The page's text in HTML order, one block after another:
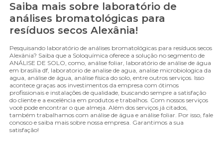
Saiba mais sobre laboratório de
análises bromatológicas para
resíduos secos Alexânia!
Pesquisando laboratório de análises bromatológicas para resíduos secos
Alexânia? Saiba que a Soloquímica oferece a solução no segmento de
ANÁLISE DE SOLO, como, análise foliar, laboratório de análise de água
em brasília df, laboratorio de analise de agua, analise microbiologica da
agua, análise de água, análise física do solo, entre outros serviços. Isso
acontece graças aos investimentos da empresa com ótimos
profissionais e instalações de qualidade, buscando sempre a satisfação
do cliente e a excelência em produtos e trabalhos. Com nossos serviços
você pode encontrar o que almeja. Além dos serviços já citados,
também trabalhamos com análise de água e análise foliar. Por isso, fale
conosco e saiba mais sobre nossa empresa. Garantimos a sua
satisfação!